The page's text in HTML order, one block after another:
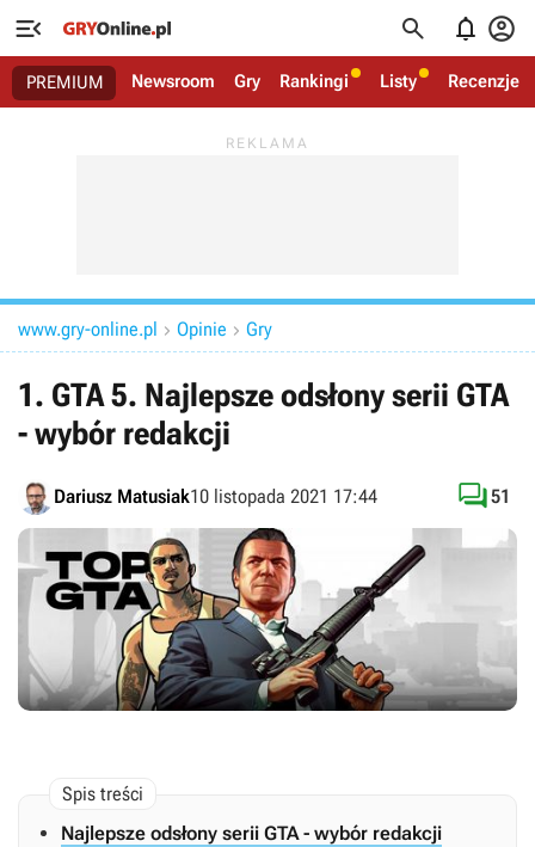
   
PREMIUM Newsroom Gry Rankingi Listy Recenzje
www.gry-online.pl  Opinie  Gry
1. GTA 5. Najlepsze odsłony serii GTA
- wybór redakcji
Dariusz Matusiak10 listopada 2021 17:44 51
Najlepsze odsłony serii GTA - wybór redakcji